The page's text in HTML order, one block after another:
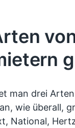
man drei
wie überall,
National,